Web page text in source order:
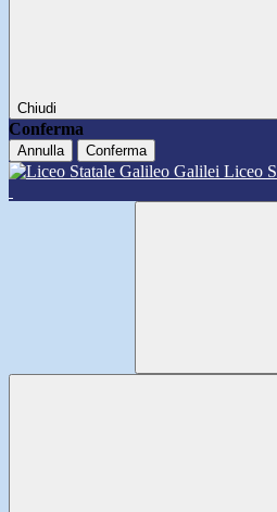
Chiudi
Conferma
Annulla Conferma
Liceo